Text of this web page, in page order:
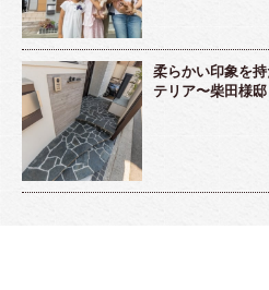
柔らかい印象を
テリア〜柴田様邸